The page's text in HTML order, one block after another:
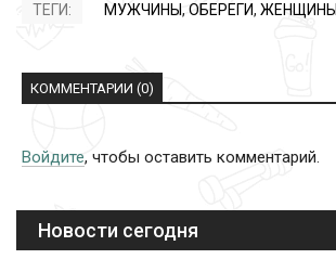
ТЕГИ: МУЖЧИНЫ,ОБЕРЕГИ, ЖЕНЩИНЫ
КОММЕНТАРИИ (0)
Войдите, чтобы оставить комментарий.
Новости сегодня